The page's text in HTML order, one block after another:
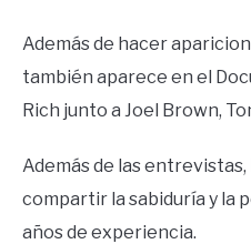
Además de hacer
también aparece en el
Rich junto a Joel Brown,
Además de las
compartir la sabiduría y la
años de experiencia.